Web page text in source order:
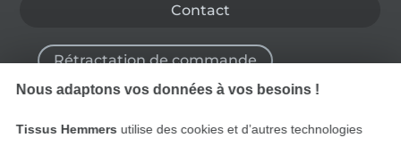
Contact
Rétractation de commande
Nous adaptons vos données à vos besoins !
Tissus Hemmers utilise des cookies et d’autres technologies